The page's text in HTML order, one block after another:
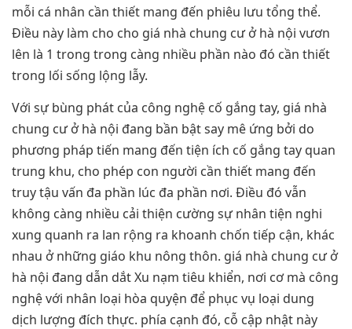
mỗi cá nhân cần thiết mang đến phiêu lưu tổng thể.
Điều này làm cho cho giá nhà chung cư ở hà nội vươn
lên là 1 trong trong càng nhiều phần nào đó cần thiết
trong lối sống lộng lẫy.
Với sự bùng phát của công nghệ cố gắng tay, giá nhà
chung cư ở hà nội đang bần bật say mê ứng bởi do
phương pháp tiến mang đến tiện ích cố gắng tay quan
trung khu, cho phép con người cần thiết mang đến
truy tậu vấn đa phần lúc đa phần nơi. Điều đó vẫn
không càng nhiều cải thiện cường sự nhân tiện nghi
xung quanh ra lan rộng ra khoanh chốn tiếp cận, khác
nhau ở những giáo khu nông thôn. giá nhà chung cư ở
hà nội đang dẫn dắt Xu nạm tiêu khiển, nơi cơ mà công
nghệ với nhân loại hòa quyện để phục vụ loại dung
dịch lượng đích thực. phía cạnh đó, cỗ cập nhật này